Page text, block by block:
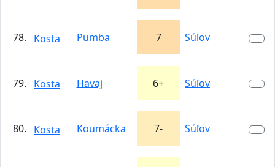
78. Kosta Pumba 7 Súľov
79. Kosta Havaj 6+ Súľov
80. Kosta Koumácka 7- Súľov